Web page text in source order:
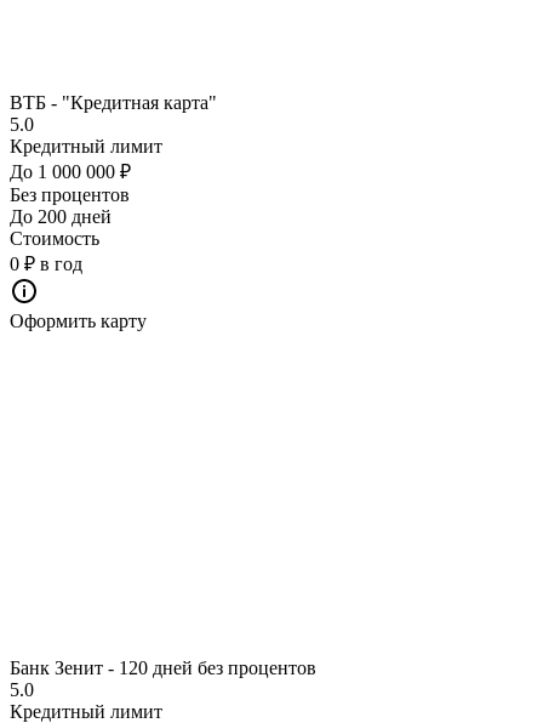
ВТБ - "Кредитная карта"
5.0
Кредитный лимит
До 1 000 000 ₽
Без процентов
До 200 дней
Стоимость
0 ₽ в год
Оформить карту
Банк Зенит - 120 дней без процентов
5.0
Кредитный лимит